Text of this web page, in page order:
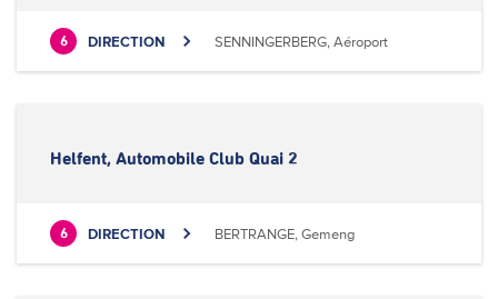
6 DIRECTION SENNINGERBERG, Aéroport
Helfent, Automobile Club Quai 2
6 DIRECTION BERTRANGE, Gemeng